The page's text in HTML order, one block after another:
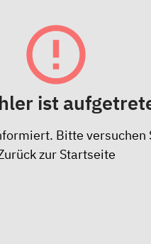
ist
Bitte versuchen
zur Startseite